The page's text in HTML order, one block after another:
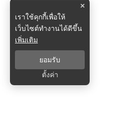
×
เราใช้คุกกี้เพื่อให้
เว็บไซต์ทำงานได้ดีขึ้น
เพิ่มเติม
ยอมรับ
ตั้งค่า